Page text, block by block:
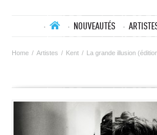
NOUVEAUTÉS
Home / Artistes / Kent / La grande illusion